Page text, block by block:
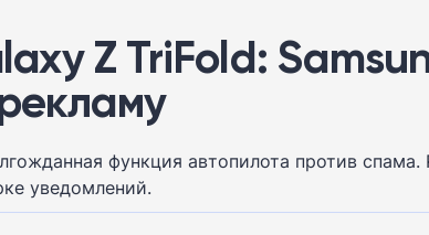
Z TriFold:
функция автопилота против
уведомлений.